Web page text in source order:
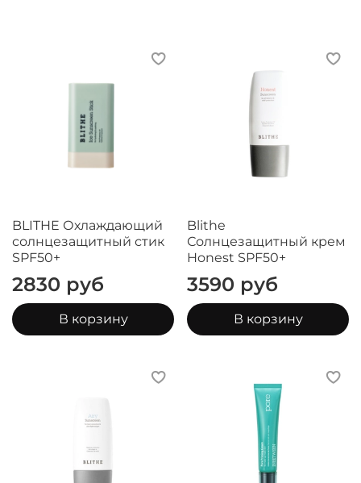
BLITHE Охлаждающий
солнцезащитный стик
SPF50+
2830 руб
В корзину
Blithe
Солнцезащитный крем
Honest SPF50+
3590 руб
В корзину